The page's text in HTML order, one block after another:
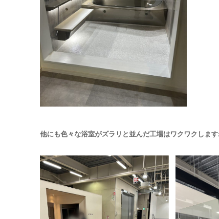
他にも色々な浴室がズラリと並んだ工場はワクワクしま